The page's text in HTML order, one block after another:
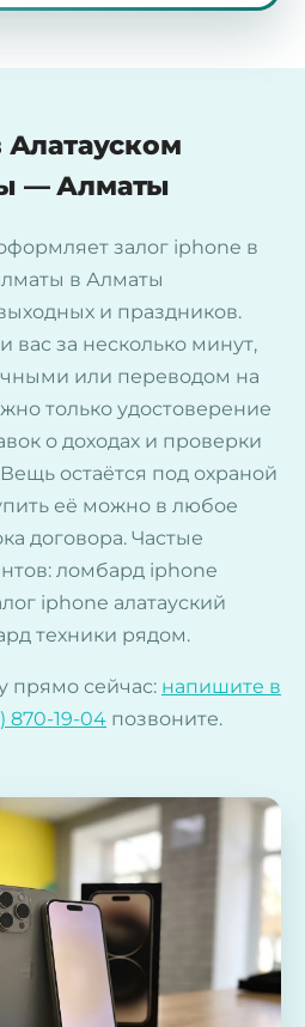
Алатауском
— Алматы
залог iphone в
в Алматы
и праздников.
вас за несколько минут,
или переводом на
только удостоверение
о доходах и проверки
остаётся под охраной
её можно в любое
договора. Частые
ломбард iphone
iphone алатауский
техники рядом.
прямо сейчас: напишите в
870-19-04 позвоните.